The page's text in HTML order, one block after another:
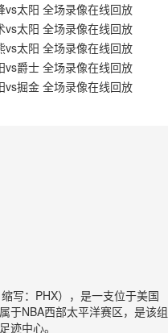
vs太阳 全场录像在线回放
vs太阳 全场录像在线回放
vs太阳 全场录像在线回放
vs爵士 全场录像在线回放
vs掘金 全场录像在线回放
写：PHX），是一支位于美国
于NBA西部太平洋赛区，是该组
迹中心。